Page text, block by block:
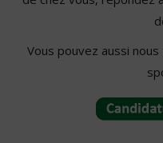
Vous pouvez aussi